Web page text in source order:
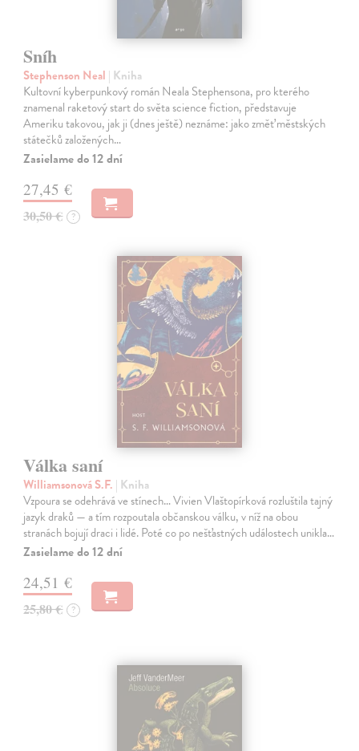
Sníh
Stephenson Neal | Kniha
Kultovní kyberpunkový román Neala Stephensona, pro kterého
znamenal raketový start do světa science fiction, představuje
Ameriku takovou, jak ji (dnes ještě) neznáme: jako změť městských
státečků založených…
Zasielame do 12 dní
27,45 €
30,50 € ?
Válka saní
Williamsonová S.F. | Kniha
Vzpoura se odehrává ve stínech… Vivien Vlaštopírková rozluštila tajný
jazyk draků — a tím rozpoutala občanskou válku, v níž na obou
stranách bojují draci i lidé. Poté co po nešťastných událostech unikla…
Zasielame do 12 dní
24,51 €
25,80 € ?